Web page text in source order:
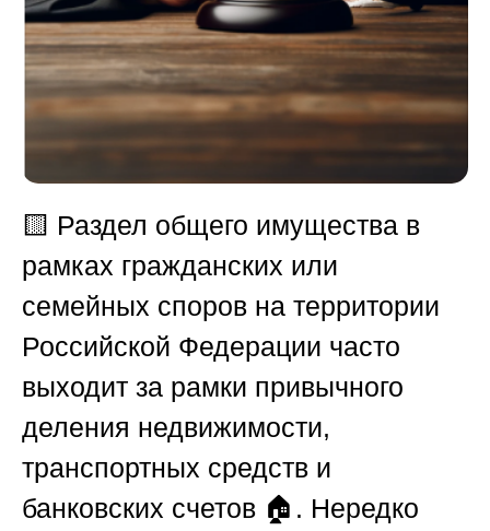
🟨 Раздел общего имущества в
рамках гражданских или
семейных споров на территории
Российской Федерации часто
выходит за рамки привычного
деления недвижимости,
транспортных средств и
банковских счетов 🏠. Нередко